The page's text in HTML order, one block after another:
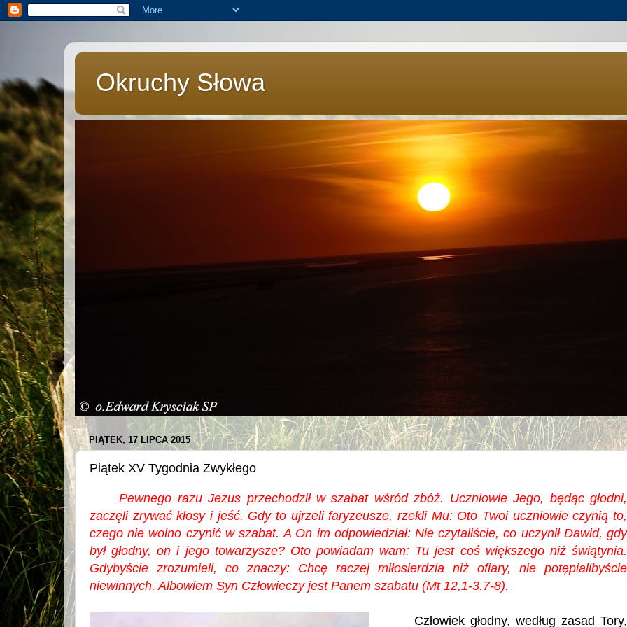
Okruchy Słowa
PIĄTEK, 17 LIPCA 2015
Piątek XV Tygodnia Zwykłego
Pewnego razu Jezus przechodził w szabat wśród zbóż. Uczniowie Jego, będąc głodni,
zaczęli zrywać kłosy i jeść. Gdy to ujrzeli faryzeusze, rzekli Mu: Oto Twoi uczniowie czynią to,
czego nie wolno czynić w szabat.A On im odpowiedział: Nie czytaliście, co uczynił Dawid, gdy
był głodny, on i jego towarzysze? Oto powiadam wam: Tu jest coś większego niż świątynia.
Gdybyście zrozumieli, co znaczy: Chcę raczej miłosierdzia niż ofiary, nie potępialibyście
niewinnych. Albowiem Syn Człowieczy jest Panem szabatu (Mt 12,1-3.7-8).
Człowiek głodny, według zasad Tory,